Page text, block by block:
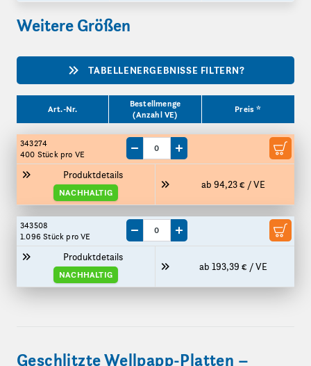
Weitere Größen
TABELLENERGEBNISSE FILTERN?
Art.-Nr.
Bestellmenge
(Anzahl VE)
Preis *
343274
400 Stückpro VE
Produktdetails
NACHHALTIG
ab 94,23 € / VE
Menge um eine VE reduzieren
Menge um eine VE erhöhen
343508
1.096 Stück pro VE
Produktdetails
NACHHALTIG
ab 193,39 € / VE
Menge um eine VE reduzieren
Menge um eine VE erhöhen
Geschlitzte Wellpapp-Platten –